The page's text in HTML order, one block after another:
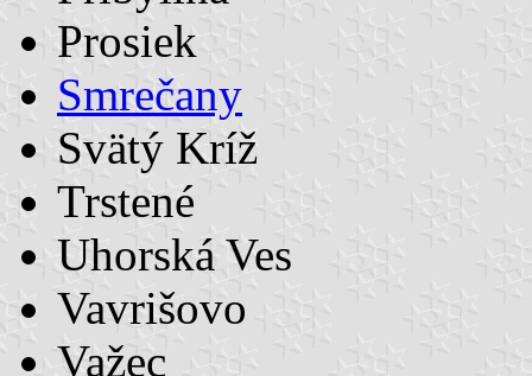
Prosiek
Smrečany
Svätý Kríž
Trstené
Uhorská Ves
Vavrišovo
Važec